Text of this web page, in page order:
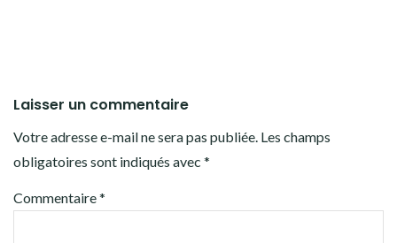
Laisser un commentaire
Votre adresse e-mail ne sera pas publiée. Les champs
obligatoires sont indiqués avec *
Commentaire*